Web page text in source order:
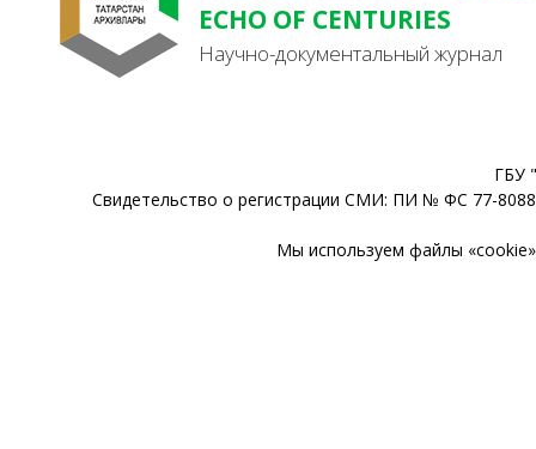
ECHO OF CENTURIES
Научно-документальный журнал
ГБУ
Свидетельство о регистрации СМИ: ПИ № ФС 77-
Мы используем файлы «cookie»